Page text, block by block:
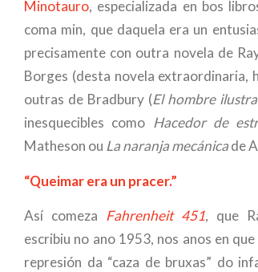
Minotauro, especializada en bos
coma min, que daquela era un
precisamente con outra novela de
Borges (desta novela extraordinaria,
outras de Bradbury (El hombre
inesquecibles como Hacedor de
Matheson ou La naranja mecánicade
“Queimar era un pracer.”
Así comeza Fahrenheit 451, que
escribiu no ano 1953, nos anos en
represión da “caza de bruxas” do